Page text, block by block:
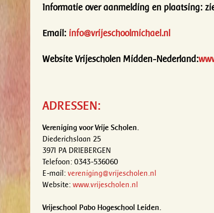
Informatie over aanmelding en plaatsing:
Email: info@vrijeschoolmichael.nl
Website Vrijescholen Midden-Nederland:
ADRESSEN:
Vereniging voor Vrije Scholen.
Diederichslaan 25
3971 PA DRIEBERGEN
Telefoon: 0343-536060
E-mail: vereniging@vrijescholen.nl
Website: www.vrijescholen.nl
Vrijeschool Pabo Hogeschool Leiden.